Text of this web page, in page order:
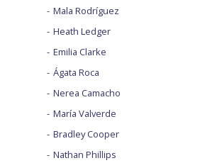
Mala Rodríguez
Heath Ledger
Emilia Clarke
Ágata Roca
Nerea Camacho
María Valverde
Bradley Cooper
Nathan Phillips